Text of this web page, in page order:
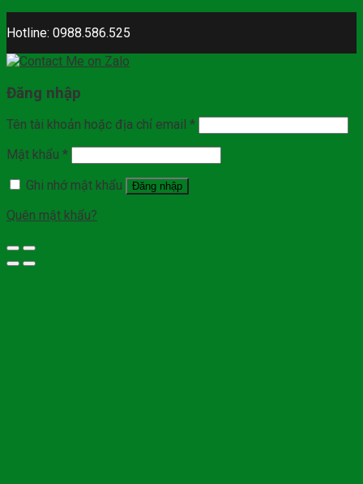
Hotline: 0988.586.525
Đăng nhập
Tên tài khoản hoặc địa chỉ email *
Mật khẩu *
Ghi nhớ mật khẩu
Đăng nhập
Quên mật khẩu?